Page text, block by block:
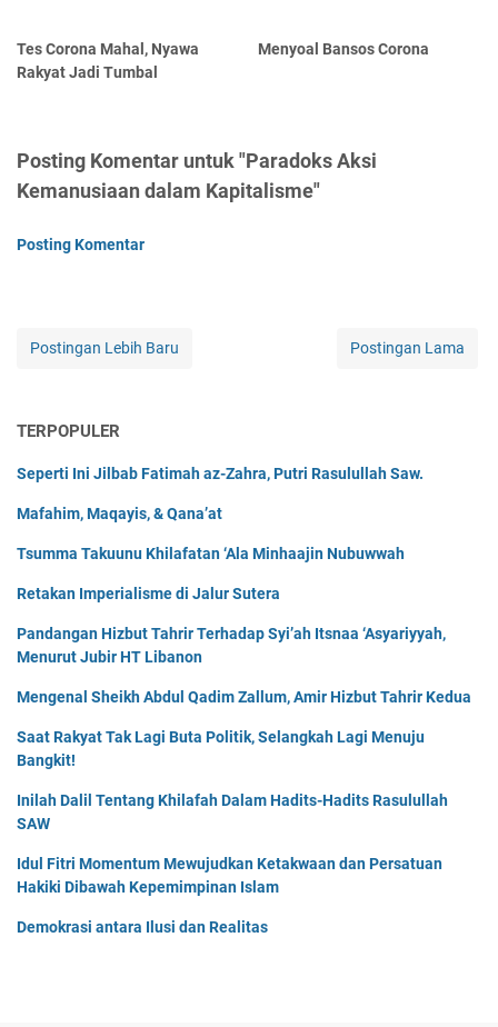
Tes Corona Mahal, Nyawa
Rakyat Jadi Tumbal
Menyoal Bansos Corona
Posting Komentar untuk "Paradoks Aksi
Kemanusiaan dalam Kapitalisme"
Posting Komentar
Postingan Lebih Baru Postingan Lama
TERPOPULER
Seperti Ini Jilbab Fatimah az-Zahra, Putri Rasulullah Saw.
Mafahim, Maqayis, & Qana’at
Tsumma Takuunu Khilafatan ‘Ala Minhaajin Nubuwwah
Retakan Imperialisme di Jalur Sutera
Pandangan Hizbut Tahrir Terhadap Syi’ah Itsnaa ‘Asyariyyah,
Menurut Jubir HT Libanon
Mengenal Sheikh Abdul Qadim Zallum, Amir Hizbut Tahrir Kedua
Saat Rakyat Tak Lagi Buta Politik, Selangkah Lagi Menuju
Bangkit!
Inilah Dalil Tentang Khilafah Dalam Hadits-Hadits Rasulullah
SAW
Idul Fitri Momentum Mewujudkan Ketakwaan dan Persatuan
Hakiki Dibawah Kepemimpinan Islam
Demokrasi antara Ilusi dan Realitas